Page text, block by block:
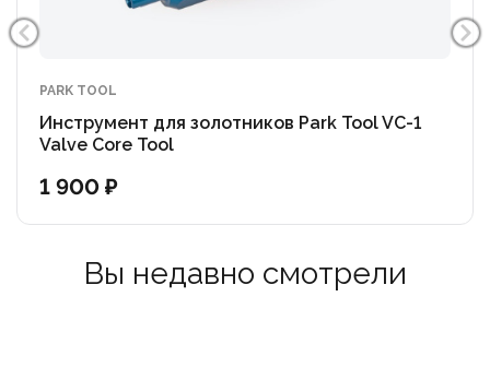
PARK TOOL
Инструмент для золотников Park Tool VC-1
Valve Core Tool
1 900 ₽
Вы недавно смотрели